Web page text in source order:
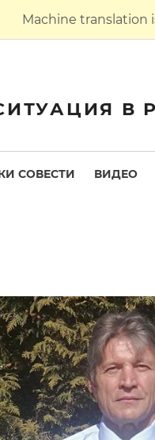
Machine translation
В
СОВЕСТИ ВИДЕО